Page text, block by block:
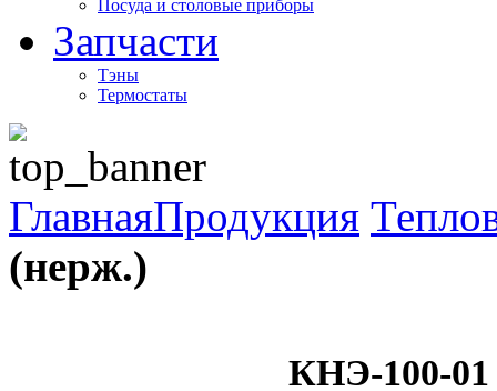
Посуда и столовые приборы
Запчасти
Тэны
Термостаты
ГлавнаяПродукция
(нерж.)
КНЭ-100-